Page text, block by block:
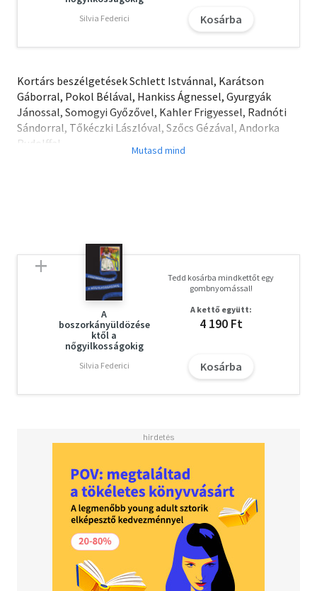
Silvia Federici Kosárba
Kortárs beszélgetések Schlett Istvánnal, Karátson
Gáborral, Pokol Bélával, Hankiss Ágnessel, Gyurgyák
Jánossal, Somogyi Győzővel, Kahler Frigyessel, Radnóti
Sándorral, Tőkéczki Lászlóval, Szőcs Gézával, Andorka
Rudolffal.
A
boszorkányüldözése
ktől a
nőgyilkosságokig
Silvia Federici
Tedd kosárba mindkettőt egy
gombnyomással!
A kettő együtt:
4 190 Ft
Kosárba